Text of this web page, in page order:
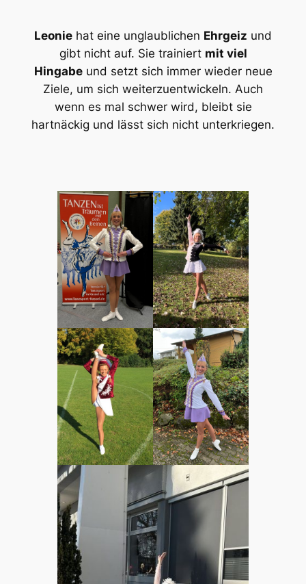
Leonie hat eine unglaublichen Ehrgeiz und
gibt nicht auf. Sie trainiert mit viel
Hingabeund setzt sich immer wieder neue
Ziele, um sich weiterzuentwickeln. Auch
wenn es mal schwer wird, bleibt sie
hartnäckig und lässt sich nicht unterkriegen.